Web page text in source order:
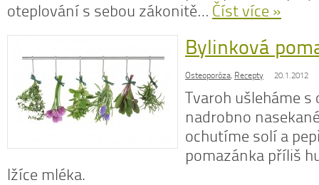
oteplování s sebou zákonitě… Číst více »
Bylinková
Osteoporóza, Recepty 20.1.2012
Tvaroh ušleháme s
nadrobno
ochutíme solí a
pomazánka příliš
lžíce mléka.